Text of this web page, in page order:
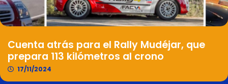
Cuenta atrás para el Rally Mudéjar, que
prepara 113 kilómetros al crono
17/11/2024